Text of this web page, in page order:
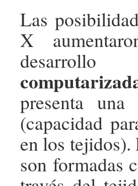
Las
X
presenta
(capacidad
en los tejidos).
son formadas